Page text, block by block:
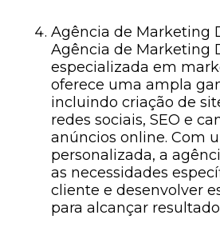
Agência de Marketing
Agência de Marketing
especializada em
oferece uma ampla
incluindo criação de
redes sociais, SEO e
anúncios online. Com
personalizada, a
as necessidades
cliente e desenvolver
para alcançar